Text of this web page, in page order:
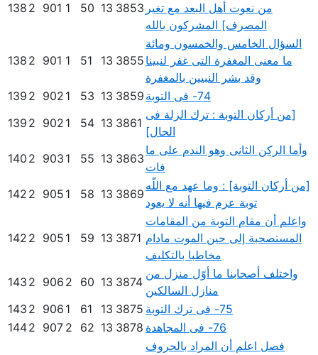
من نعوت أهل البعد مع تغير
المصرف] المشركون بالله
3853
13
50
1
901
2
138
السؤال الخامس والخمسون ومائة
ما معنى المغفرة التى غفر لنبينا
وقد بشر النبيين بالمغفرة
3855
13
51
1
901
2
138
74- فى التوبة 3859
13
53
1
902
2
139
[من أركان التوبة : ترك الزلة فى
الحال]
3861
13
54
1
902
2
139
وأما الركن الثانى وهو الندم على ما
فات
3863
13
55
1
903
2
140
[من أركان التوبة] : وما عهد مع اللّه
توبة عزم فيها أنه لا يعود
3869
13
58
1
905
2
142
واعلم أن مقام التوبة من المقامات
المستصحبة إلى حين الموت مادام
مخاطبا بالتكليف
3871
13
59
1
905
2
142
واختلف أصحابنا ما أوّل منزل من
منازل السالكين
3874
13
60
2
906
2
143
75- فى ترك التوبة
3875
13
61
1
906
2
143
76- فى المجاهدة
3878
13
62
2
907
2
144
فصل اعلم أن المراد بالحروف